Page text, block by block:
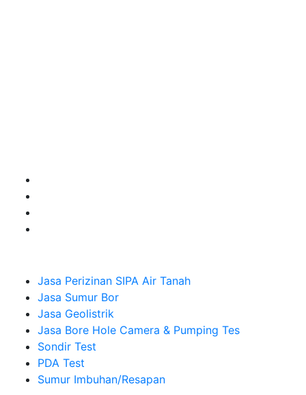
Jasa Perizinan SIPA Air Tanah
Jasa Sumur Bor
Jasa Geolistrik
Jasa Bore Hole Camera & Pumping Tes
Sondir Test
PDA Test
Sumur Imbuhan/Resapan